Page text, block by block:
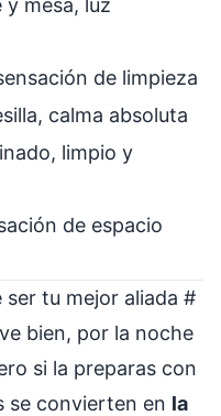
y mesa, luz
de limpieza
calma absoluta
limpio y
de espacio
tu mejor aliada #
bien, por la noche
si la preparas con
se convierten en la